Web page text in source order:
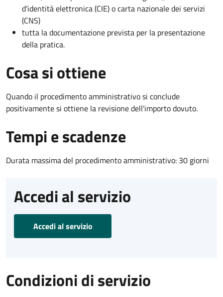
d’identità elettronica (CIE) o carta nazionale dei servizi
(CNS)
tutta la documentazione prevista per la presentazione
della pratica.
Cosa si ottiene
Quando il procedimento amministrativo si conclude
positivamente si ottiene la revisione dell'importo dovuto.
Tempi e scadenze
Durata massima del procedimento amministrativo: 30 giorni
Accedi al servizio
Accedi al servizio
Condizioni di servizio